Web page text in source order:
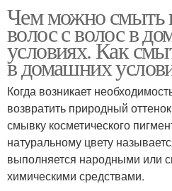
Чем можно смыть
волос с волос в
условиях. Как
в домашних
Когда возникает
возвратить природный
смывку косметического
натуральному цвету
выполняется народными или
химическими средствами.